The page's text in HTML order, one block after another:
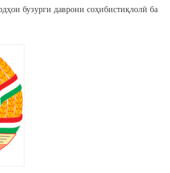
бузурги даврони соҳибистиқлолӣ ба